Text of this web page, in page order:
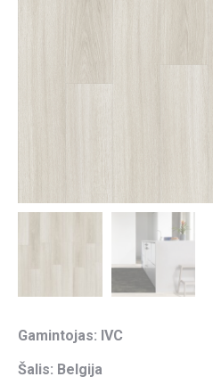
Gamintojas: IVC
Šalis: Belgija